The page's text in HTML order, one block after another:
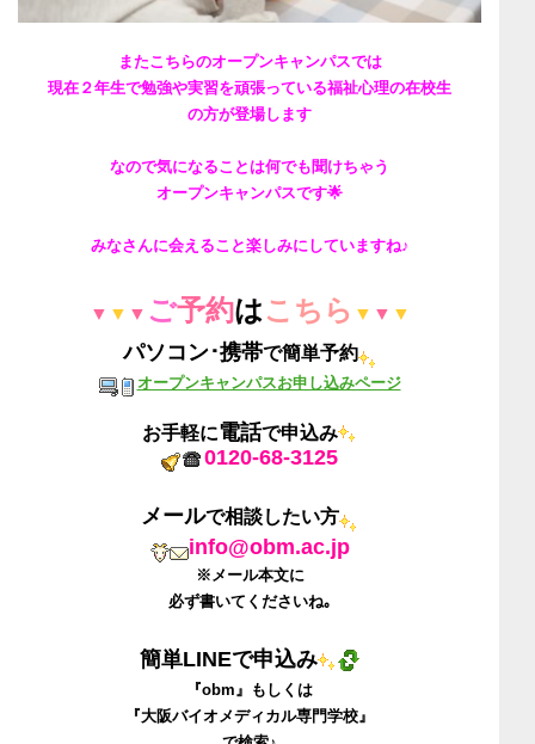
またこちらのオープンキャンパスでは
現在２年生で勉強や実習を頑張っている福祉心理の在校生
の方が登場します
なので気になることは何でも聞けちゃう
オープンキャンパスです🌟
みなさんに会えること楽しみにしていますね♪
▼ ▼ ▼ ご予約はこちら ▼ ▼ ▼
パソコン･携帯で簡単予約
オープンキャンパスお申し込みページ
お手軽に電話で申込み
0120-68-3125
メールで相談したい方
info@obm.ac.jp
※メール本文に
必ず書いてくださいね｡
簡単LINEで申込み
『obm』 もしくは
『大阪バイオメディカル専門学校』